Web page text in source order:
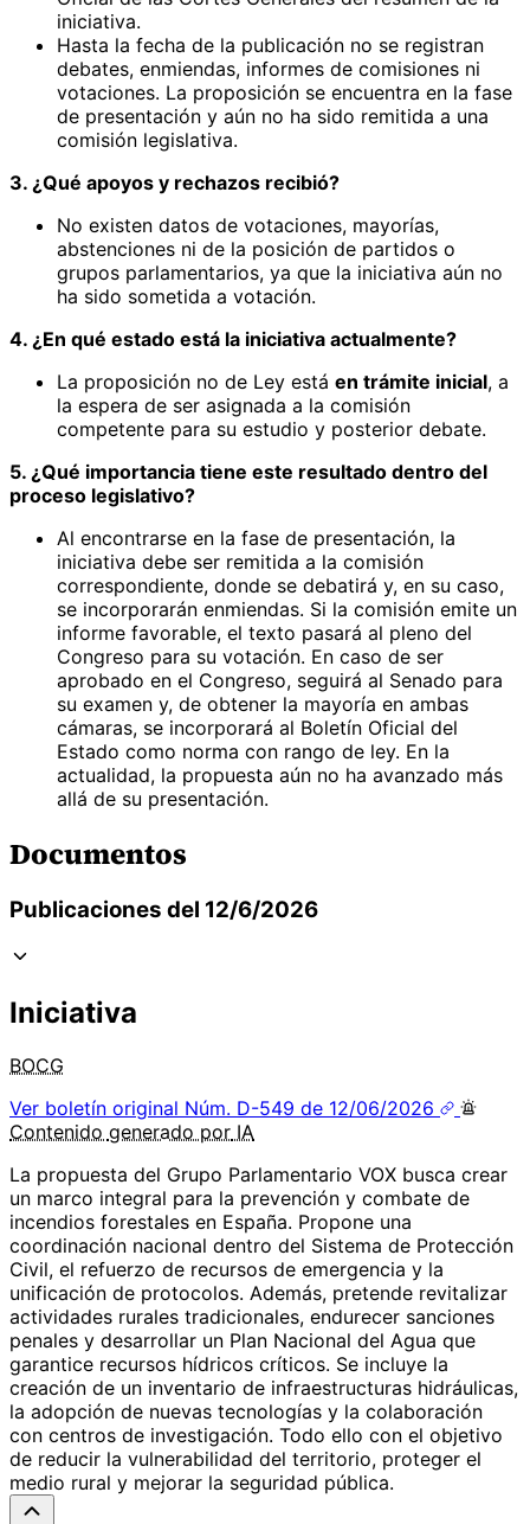
iniciativa.
Hasta la fecha de la publicación no se registran
debates, enmiendas, informes de comisiones ni
votaciones. La proposición se encuentra en la fase
de presentación y aún no ha sido remitida a una
comisión legislativa.
3. ¿Qué apoyos y rechazos recibió?
No existen datos de votaciones, mayorías,
abstenciones ni de la posición de partidos o
grupos parlamentarios, ya que la iniciativa aún no
ha sido sometida a votación.
4. ¿En qué estado está la iniciativa actualmente?
La proposición no de Ley está en trámite inicial, a
la espera de ser asignada a la comisión
competente para su estudio y posterior debate.
5. ¿Qué importancia tiene este resultado dentro del
proceso legislativo?
Al encontrarse en la fase de presentación, la
iniciativa debe ser remitida a la comisión
correspondiente, donde se debatirá y, en su caso,
se incorporarán enmiendas. Si la comisión emite un
informe favorable, el texto pasará al pleno del
Congreso para su votación. En caso de ser
aprobado en el Congreso, seguirá al Senado para
su examen y, de obtener la mayoría en ambas
cámaras, se incorporará al Boletín Oficial del
Estado como norma con rango de ley. En la
actualidad, la propuesta aún no ha avanzado más
allá de su presentación.
Documentos
Publicaciones del 12/6/2026
Iniciativa
BOCG
Ver boletín original Núm. D-549 de 12/06/2026
Contenido generado por IA
La propuesta del Grupo Parlamentario VOX busca crear
un marco integral para la prevención y combate de
incendios forestales en España. Propone una
coordinación nacional dentro del Sistema de Protección
Civil, el refuerzo de recursos de emergencia y la
unificación de protocolos. Además, pretende revitalizar
actividades rurales tradicionales, endurecer sanciones
penales y desarrollar un Plan Nacional del Agua que
garantice recursos hídricos críticos. Se incluye la
creación de un inventario de infraestructuras hidráulicas,
la adopción de nuevas tecnologías y la colaboración
con centros de investigación. Todo ello con el objetivo
de reducir la vulnerabilidad del territorio, proteger el
medio rural y mejorar la seguridad pública.